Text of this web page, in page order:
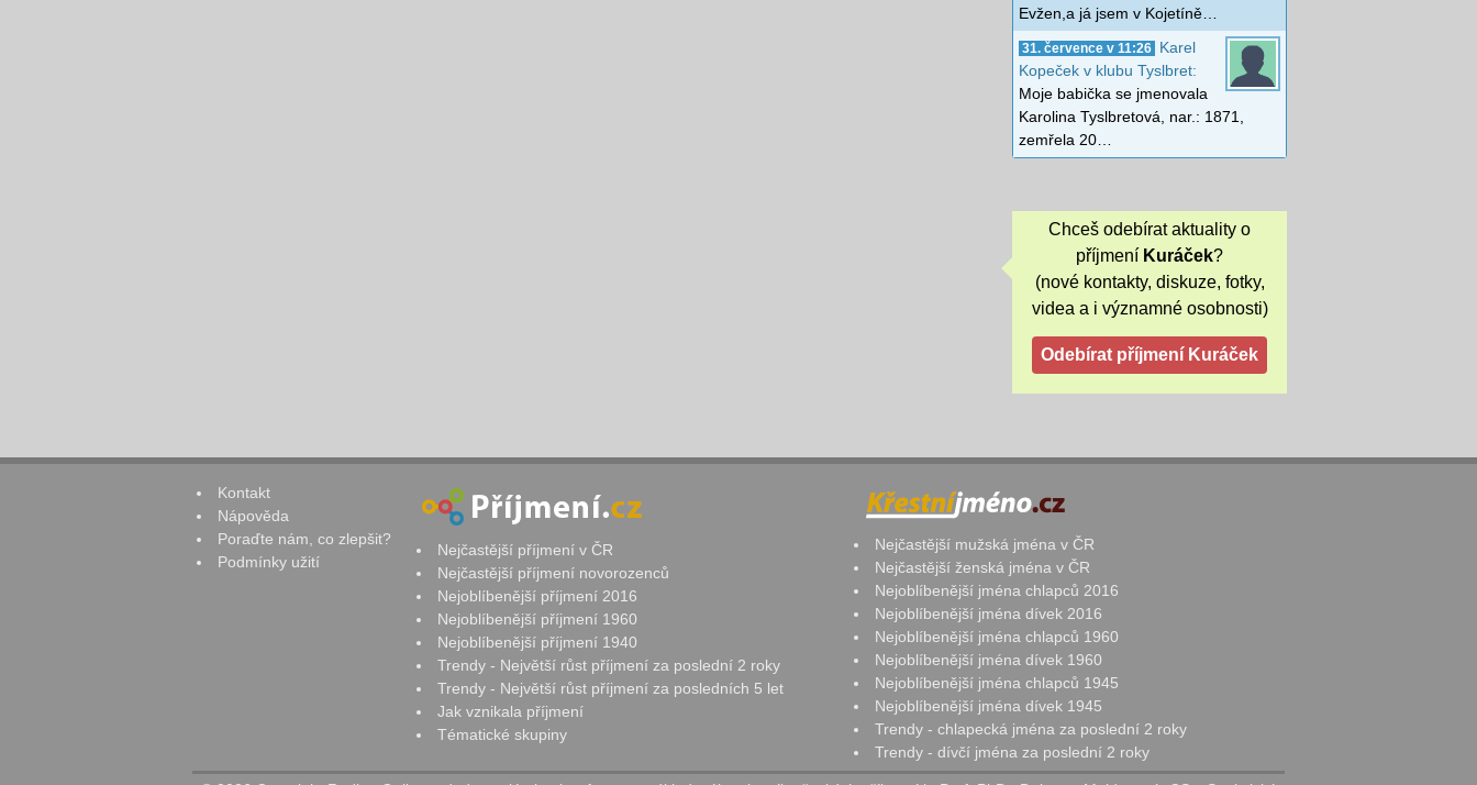
Evžen,a já jsem v Kojetíně…
31. července v 11:26
Karel
Kopeček v klubu Tyslbret:
Moje babička se jmenovala
Karolina Tyslbretová, nar.: 1871,
zemřela 20…
Chceš odebírat aktuality o
příjmení Kuráček?
(nové kontakty, diskuze, fotky,
videa a i významné osobnosti)
Kontakt
Nápověda
Poraďte nám, co zlepšit?
Podmínky užití
Nejčastější příjmení v ČR
Nejčastější příjmení novorozenců
Nejoblíbenější příjmení 2016
Nejoblíbenější příjmení 1960
Nejoblíbenější příjmení 1940
Trendy - Největší růst příjmení za poslední 2 roky
Trendy - Největší růst příjmení za posledních 5 let
Jak vznikala příjmení
Tématické skupiny
Nejčastější mužská jména v ČR
Nejčastější ženská jména v ČR
Nejoblíbenější jména chlapců 2016
Nejoblíbenější jména dívek 2016
Nejoblíbenější jména chlapců 1960
Nejoblíbenější jména dívek 1960
Nejoblíbenější jména chlapců 1945
Nejoblíbenější jména dívek 1945
Trendy - chlapecká jména za poslední 2 roky
Trendy - dívčí jména za poslední 2 roky